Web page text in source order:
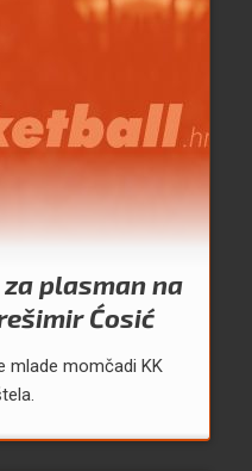
plasman na
Ćosić
mlade momčadi KK